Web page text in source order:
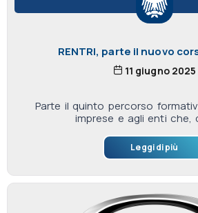
RENTRI, parte il nuovo
11 giugno 2025
Parte il quinto percorso
imprese e agli enti che,
Leggi di più